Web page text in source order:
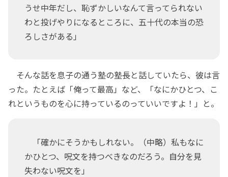
うせ中年だし、恥ずかしいなんて言ってられない
わと投げやりになるところに、五十代の本当の恐
ろしさがある」
そんな話を息子の通う塾の塾長と話していたら、彼は言
った。たとえば「俺って最高」など、「なにかひとつ、こ
れというものを心に持っているのっていいですよ！」と。
「確かにそうかもしれない。（中略）私もなに
かひとつ、呪文を持つべきなのだろう。自分を見
失わない呪文を」